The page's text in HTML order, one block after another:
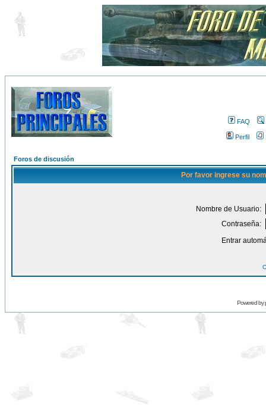
FAQ
Perfil
Foros de discusión
Por favor ingrese su
Nombre de Usuario:
Contraseña:
Entrar
Powered by